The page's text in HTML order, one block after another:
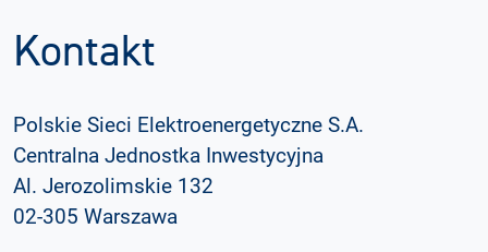
Kontakt
Polskie Sieci Elektroenergetyczne S.A.
Centralna Jednostka Inwestycyjna
Al. Jerozolimskie 132
02-305 Warszawa